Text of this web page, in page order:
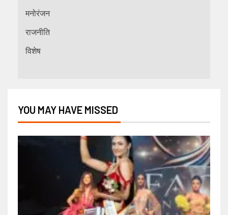
मनोरंजन
राजनीति
विशेष
YOU MAY HAVE MISSED